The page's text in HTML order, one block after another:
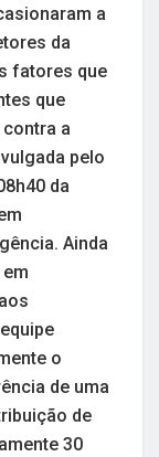
a
da
fatores que
que
a
pelo
da
Ainda
o
de uma
de
30